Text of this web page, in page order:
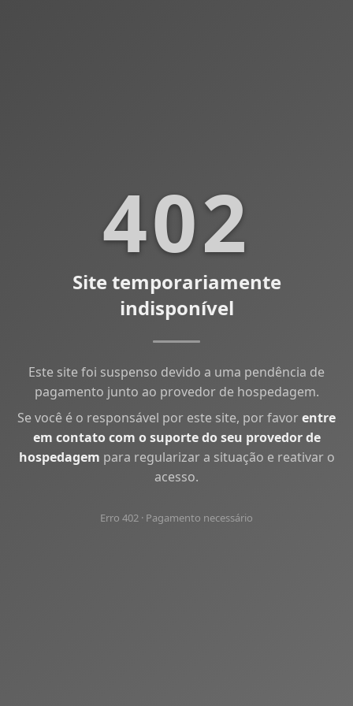
402
Site temporariamente
indisponível
Este site foi suspenso devido a uma pendência de
pagamento junto ao provedor de hospedagem.
Se você é o responsável por este site, por favorentre
em contato com o suporte do seu provedor de
hospedagem para regularizar a situação e reativar o
acesso.
Erro 402 · Pagamento necessário